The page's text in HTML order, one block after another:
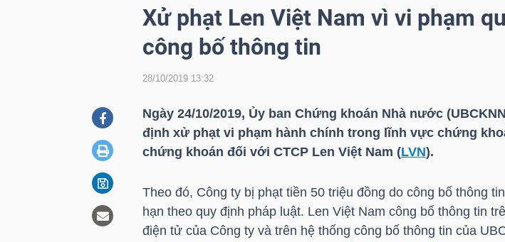
Xử phạt Len Việt Nam vì vi phạm
công bố thông tin
28/10/2019 13:32
Ngày 24/10/2019, Ủy ban Chứng khoán Nhà nước
định xử phạt vi phạm hành chính trong lĩnh vực chứng
chứng khoán đối với CTCP Len Việt Nam (LVN).
Theo đó, Công ty bị phạt tiền 50 triệu đồng do công bố thông
hạn theo quy định pháp luật. Len Việt Nam công bố thông tin
điện tử của Công ty và trên hệ thống công bố thông tin của